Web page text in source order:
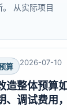
从实际项目
算 2026-07-10
造整体预算
、调试费用